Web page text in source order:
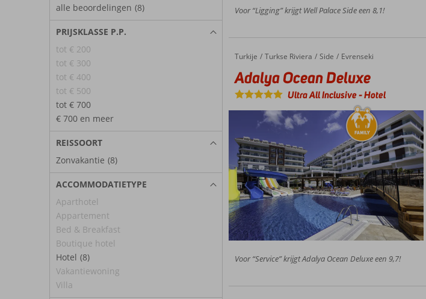
alle beoordelingen (8)
PRIJSKLASSE P.P.
tot € 200
tot € 300
tot € 400
tot € 500
tot € 700
€ 700 en meer
REISSOORT
Zonvakantie (8)
ACCOMMODATIETYPE
Aparthotel
Appartement
Bed & Breakfast
Boutique hotel
Hotel (8)
Vakantiewoning
Villa
Voor “Ligging” krijgt Well Palace Side een 8,1!
Home
Turkije Turkse Riviera Side Evrenseki
Adalya Ocean Deluxe
Adalya Ocean Deluxe
Ultra All Inclusive-Hotel
Voor “Service” krijgt Adalya Ocean Deluxe een 9,7!